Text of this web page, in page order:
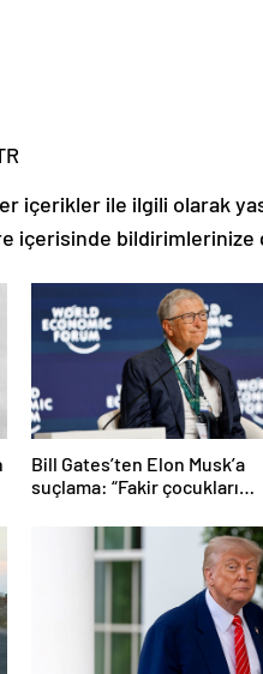
içerikler ile ilgili olarak
içerisinde bildirimlerinize
Bill Gates’ten Elon Musk’a
suçlama: “Fakir çocukları